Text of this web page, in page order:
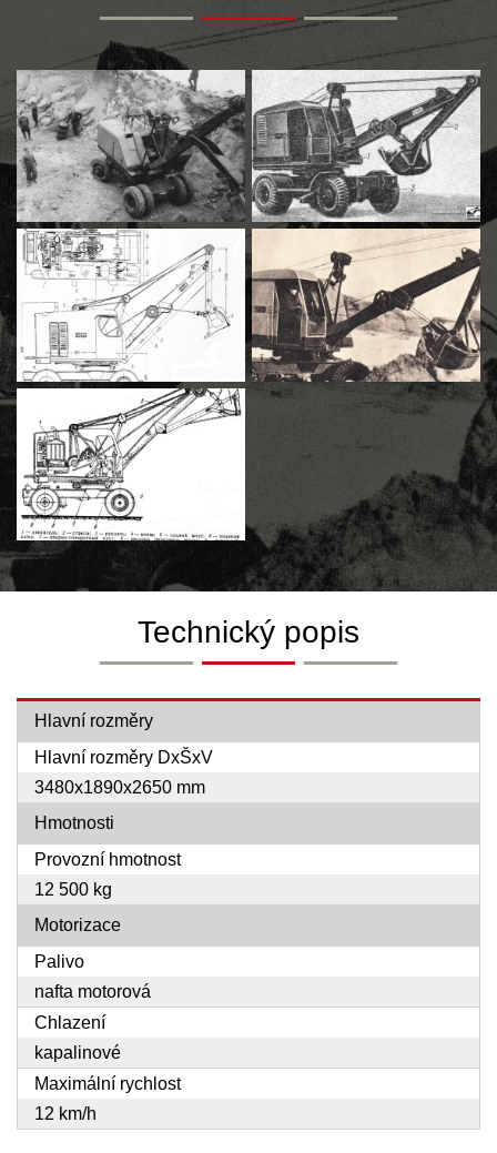
Technický popis
Hlavní rozměry
Hlavní rozměry DxŠxV
3480x1890x2650 mm
Hmotnosti
Provozní hmotnost
12 500 kg
Motorizace
Palivo
nafta motorová
Chlazení
kapalinové
Maximální rychlost
12 km/h